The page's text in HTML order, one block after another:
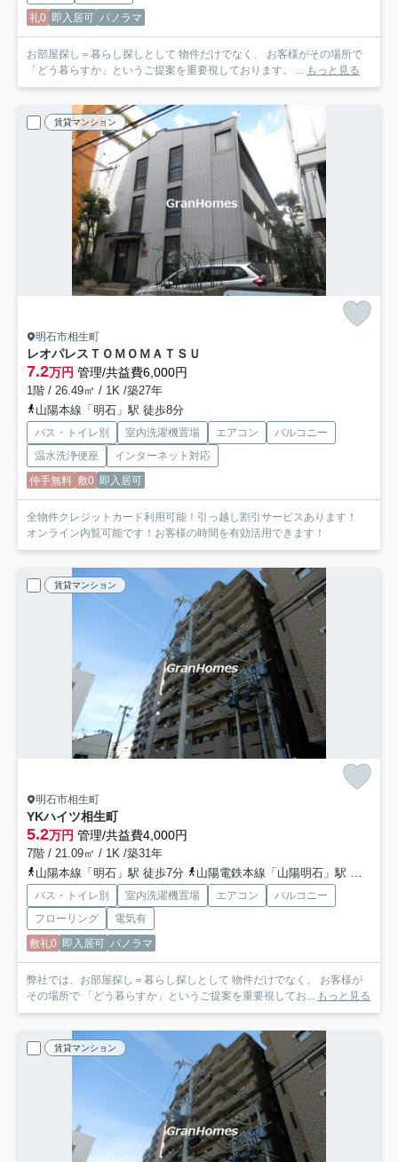
礼0 即入居可 パノラマ
お部屋探し＝暮らし探しとして 物件だけでなく、 お客様がその場所で
「どう暮らすか」というご提案を重要視しております。 ...
もっと見る
賃貸マンション
明石市相生町
レオパレスＴＯＭＯＭＡＴＳＵ
7.2万円 管理/共益費6,000円
1階 / 26.49㎡ / 1K /築27年
山陽本線「明石」駅 徒歩8分
バス・トイレ別 室内洗濯機置場 エアコン
バルコニー
温水洗浄便座
インターネット対応
仲手無料 敷0 即入居可
全物件クレジットカード利用可能！引っ越し割引サービスあります！
オンライン内覧可能です！お客様の時間を有効活用できます！
賃貸マンション
明石市相生町
YKハイツ相生町
5.2万円 管理/共益費4,000円
7階 / 21.09㎡ / 1K /築31年
山陽本線「明石」駅 徒歩7分
山陽電鉄本線「山陽明石」駅 徒歩8分
バス・トイレ別 室内洗濯機置場 エアコン
バルコニー
フローリング
電気有
敷礼0 即入居可 パノラマ
弊社では、お部屋探し＝暮らし探しとして 物件だけでなく、 お客様が
その場所で 「どう暮らすか」というご提案を重要視してお... もっと見る
賃貸マンション